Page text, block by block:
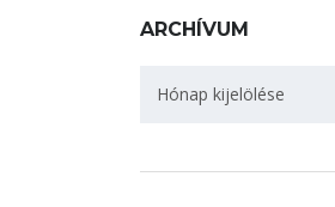
ARCHÍVUM
Hónap kijelölése